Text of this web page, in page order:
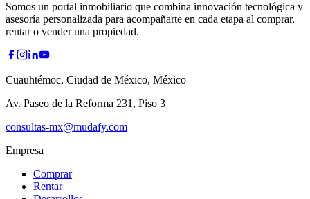
Somos un portal inmobiliario que combina innovación tecnológica y
asesoría personalizada para acompañarte en cada etapa al comprar,
rentar o vender una propiedad.
Cuauhtémoc, Ciudad de México, México
Av. Paseo de la Reforma 231, Piso 3
consultas-mx@mudafy.com
Empresa
Comprar
Rentar